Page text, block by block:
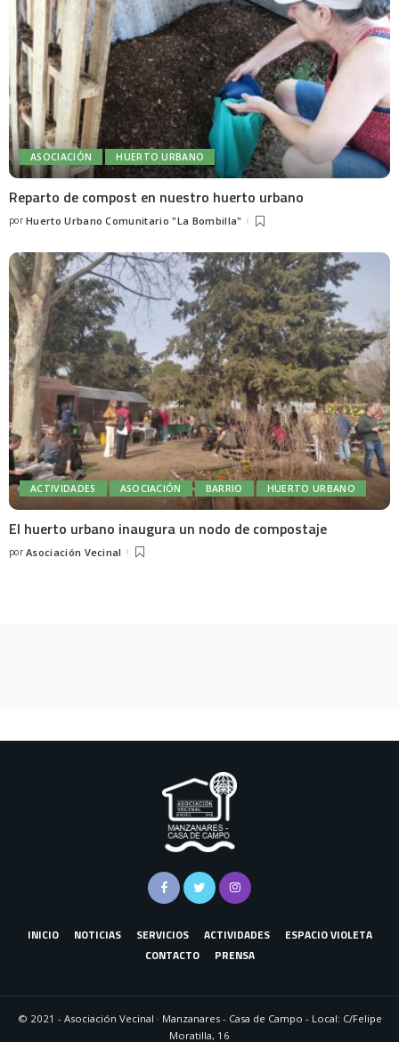
ASOCIACIÓN HUERTO URBANO
Reparto de compost en nuestro huerto urbano
por Huerto Urbano Comunitario "La Bombilla"
ACTIVIDADES ASOCIACIÓN BARRIO HUERTO URBANO
El huerto urbano inaugura un nodo de compostaje
por Asociación Vecinal
INICIO NOTICIAS SERVICIOS ACTIVIDADES
ESPACIO VIOLETA
CONTACTO
PRENSA
© 2021 - Asociación Vecinal · Manzanares - Casa de Campo - Local: C/Felipe
Moratilla, 16